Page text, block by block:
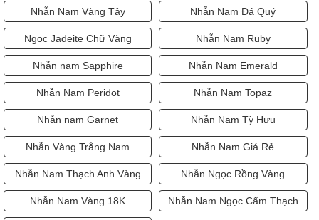
Nhẫn Nam Vàng Tây Nhẫn Nam Đá Quý
Ngọc Jadeite Chữ Vàng Nhẫn Nam Ruby
Nhẫn nam Sapphire Nhẫn Nam Emerald
Nhẫn Nam Peridot Nhẫn Nam Topaz
Nhẫn nam Garnet Nhẫn Nam Tỳ Hưu
Nhẫn Vàng Trắng Nam Nhẫn Nam Giá Rẻ
Nhẫn Nam Thạch Anh Vàng Nhẫn Ngọc Rồng Vàng
Nhẫn Nam Vàng 18K Nhẫn Nam Ngọc Cẩm Thạch